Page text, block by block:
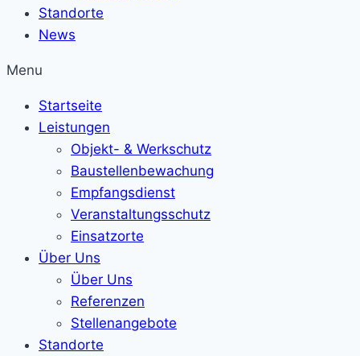
Standorte
News
Menu
Startseite
Leistungen
Objekt- & Werkschutz
Baustellenbewachung
Empfangsdienst
Veranstaltungsschutz
Einsatzorte
Über Uns
Über Uns
Referenzen
Stellenangebote
Standorte